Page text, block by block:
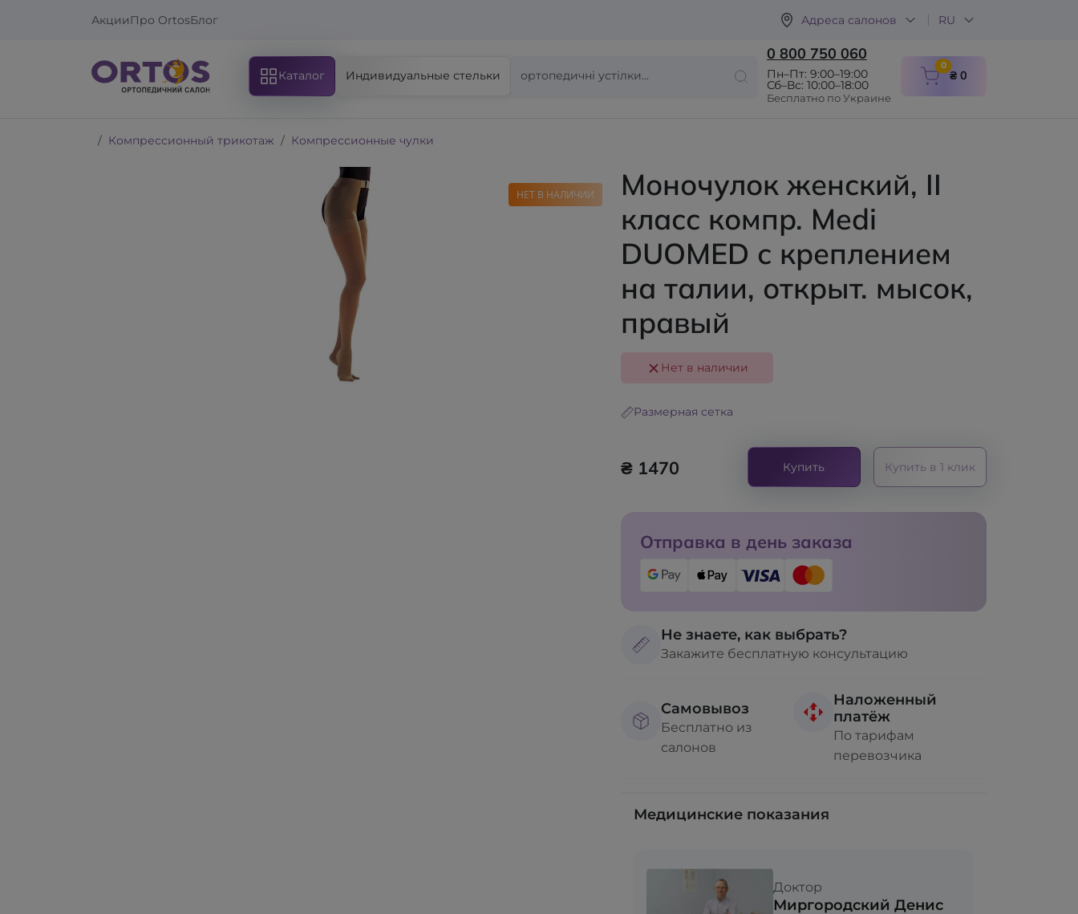
АкцииПро OrtosБлог Адреса салонов RU
Каталог Индивидуальные стельки
0 800 750 060
Пн–Пт: 9:00–19:00
Сб–Вс: 10:00–18:00
Бесплатно по Украине
0items in cart
₴ 0
Компрессионный трикотаж Компрессионные чулки
НЕТ В НАЛИЧИИ
Моночулок женский, II
класс компр. Medi
DUOMED с креплением
на талии, открыт. мысок,
правый
Нет в наличии
Размерная сетка
₴ 1470 Купить Купить в 1 клик
Отправка в день заказа
Не знаете, как выбрать?
Закажите бесплатную консультацию
Самовывоз
Бесплатно из
салонов
Наложенный
платёж
По тарифам
перевозчика
Медицинские показания
Доктор
Миргородский Денис